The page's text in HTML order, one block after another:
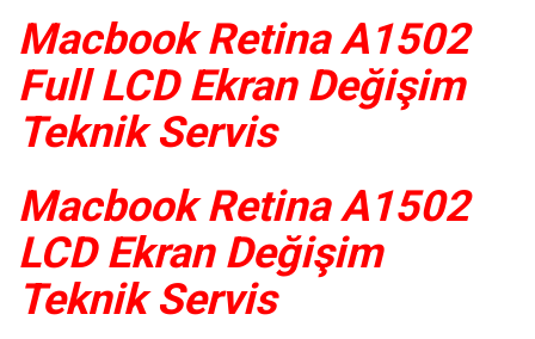
Macbook Retina A1502
Full LCD Ekran Değişim
Teknik Servis
Macbook Retina A1502
LCD Ekran Değişim
Teknik Servis